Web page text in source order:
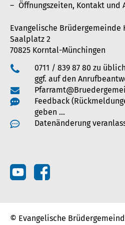
Öffnungszeiten, Kontakt und
Evangelische Brüdergemeinde
Saalplatz 2
70825 Korntal-Münchingen
0711 / 839 87 80 zu
ggf. auf den
Feedback
geben …
Datenänderung
© Evangelische